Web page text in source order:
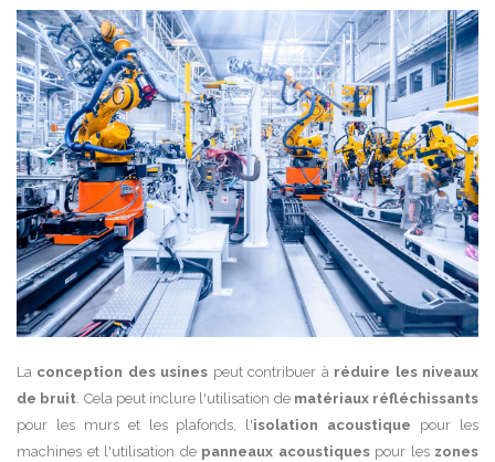
La conception des usines peut contribuer à réduire les niveaux
de bruit . Cela peut inclure l'utilisation de matériaux réfléchissants
pour les murs et les plafonds, l'isolation acoustique pour les
machines et l'utilisation de panneaux acoustiquespour les zones